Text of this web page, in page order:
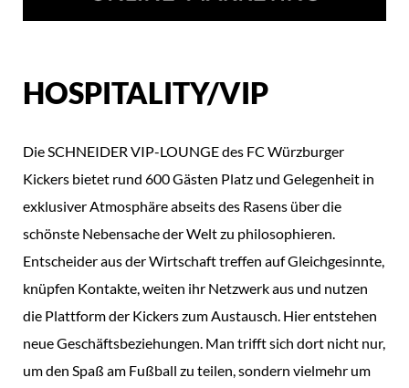
HOSPITALITY/VIP
Die SCHNEIDER VIP-LOUNGE des FC Würzburger
Kickers bietet rund 600 Gästen Platz und Gelegenheit in
exklusiver Atmosphäre abseits des Rasens über die
schönste Nebensache der Welt zu philosophieren.
Entscheider aus der Wirtschaft treffen auf Gleichgesinnte,
knüpfen Kontakte, weiten ihr Netzwerk aus und nutzen
die Plattform der Kickers zum Austausch. Hier entstehen
neue Geschäftsbeziehungen. Man trifft sich dort nicht nur,
um den Spaß am Fußball zu teilen, sondern vielmehr um